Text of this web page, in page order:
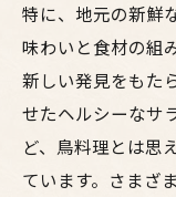
特に、地元の新鮮
味わいと食材の組
新しい発見をもた
せたヘルシーなサ
ど、鳥料理とは思
ています。さまざ